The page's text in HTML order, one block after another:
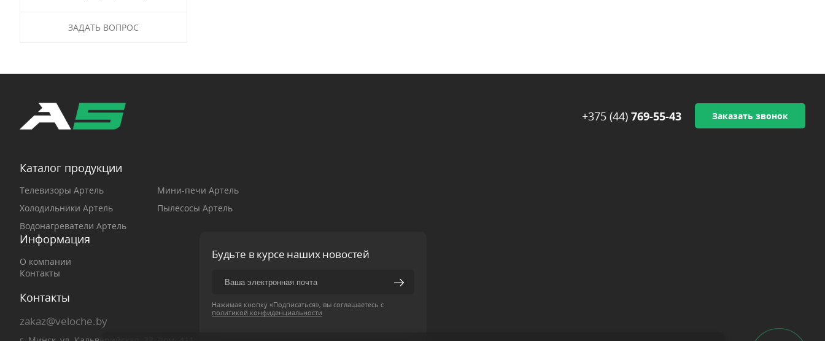
ЗАДАТЬ ВОПРОС
+375 (44) 769-55-43 Заказать звонок
Каталог продукции
Телевизоры Артель
Холодильники Артель
Водонагреватели Артель
Мини-печи Артель
Пылесосы Артель
Информация
О компании
Контакты
Контакты
zakaz@veloche.by
Будьте в курсе наших новостей
Нажимая кнопку «Подписаться», вы соглашаетесь с
политикой конфиденциальности